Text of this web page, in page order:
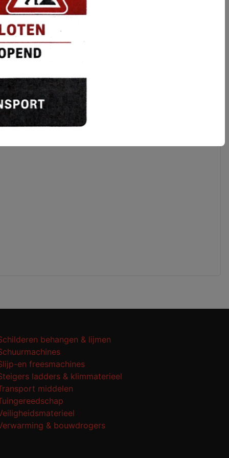
behangen & lijmen
en freesmachines
ladders & klimmaterieel
middelen
& bouwdrogers